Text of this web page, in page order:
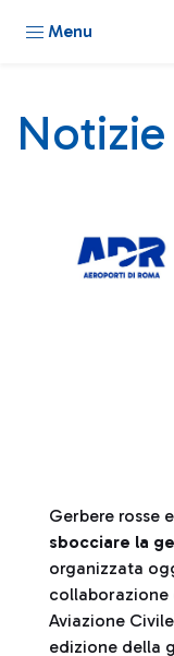
Menu
Notizie
Gerbere rosse
sbocciare la
organizzata
collaborazione
Aviazione
edizione della